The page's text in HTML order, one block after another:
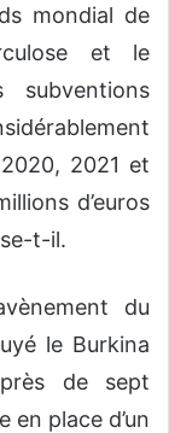
mondial de
et le
2021 et
d’euros
t-il.
du
le Burkina
de sept
en place d’un